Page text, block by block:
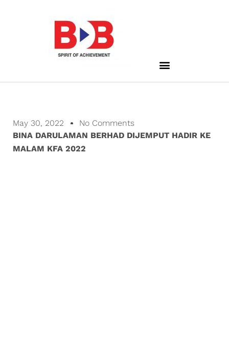
May 30, 2022
No Comments
BINA DARULAMAN BERHAD DIJEMPUT HADIR KE
MALAM KFA 2022